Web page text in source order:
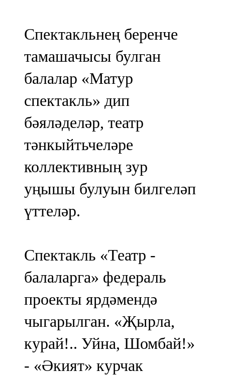
Спектакльнең беренче
тамашачысы булган
балалар «Матур
спектакль» дип
бәяләделәр, театр
тәнкыйтьчеләре
коллективның зур
уңышы булуын билгеләп
үттеләр.
Спектакль «Театр -
балаларга» федераль
проекты ярдәмендә
чыгарылган. «Җырла,
курай!.. Уйна, Шомбай!»
- «Әкият» курчак